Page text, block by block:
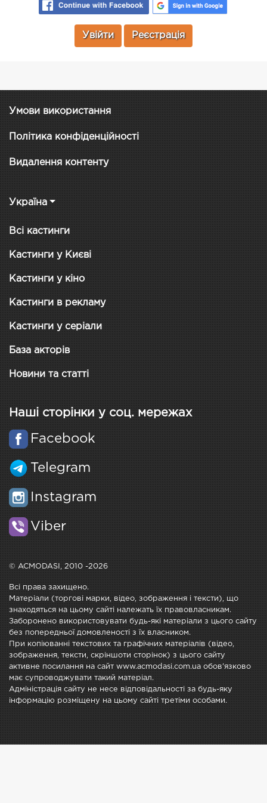
Увійти Реєстрація
Умови використання
Політика конфіденційності
Видалення контенту
Україна
Всі кастинги
Кастинги у Києві
Кастинги у кіно
Кастинги в рекламу
Кастинги у серіали
База акторів
Новини та статті
Наші сторінки у соц. мережах
Facebook
Telegram
Instagram
Viber
© ACMODASI, 2010 -2026
Всі права захищено.
Матеріали (торгові марки, відео, зображення і тексти), що
знаходяться на цьому сайті належать їх правовласникам.
Заборонено використовувати будь-які матеріали з цього сайту
без попередньої домовленості з їх власником.
При копіюванні текстових та графічних матеріалів (відео,
зображення, тексти, скріншоти сторінок) з цього сайту
активне посилання на сайт www.acmodasi.com.ua обов'язково
має супроводжувати такий матеріал.
Адміністрація сайту не несе відповідальності за будь-яку
інформацію розміщену на цьому сайті третіми особами.